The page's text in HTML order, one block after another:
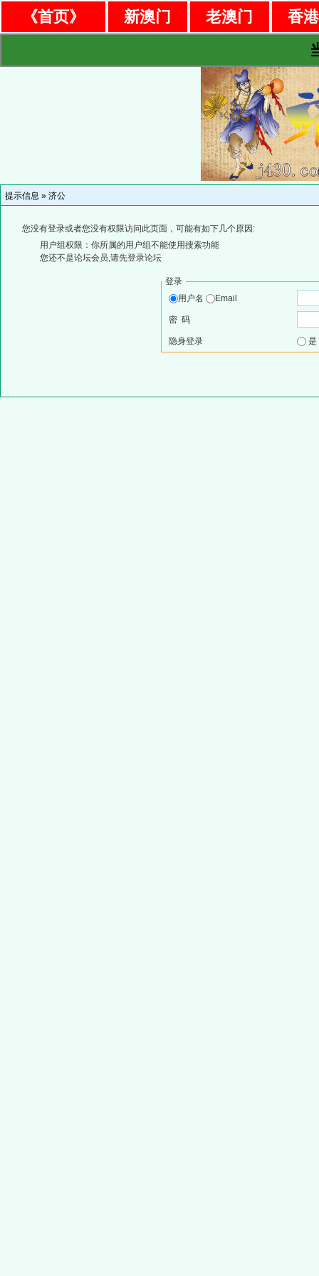
《首页》 新澳门 老澳门
香
提示信息 » 济公
您没有登录或者您没有权限访问此页面，可能有如下几个原因:
用户组权限：你所属的用户组不能使用搜索功能
您还不是论坛会员,请先登录论坛
登录
用户名
Email
密 码
隐身登录